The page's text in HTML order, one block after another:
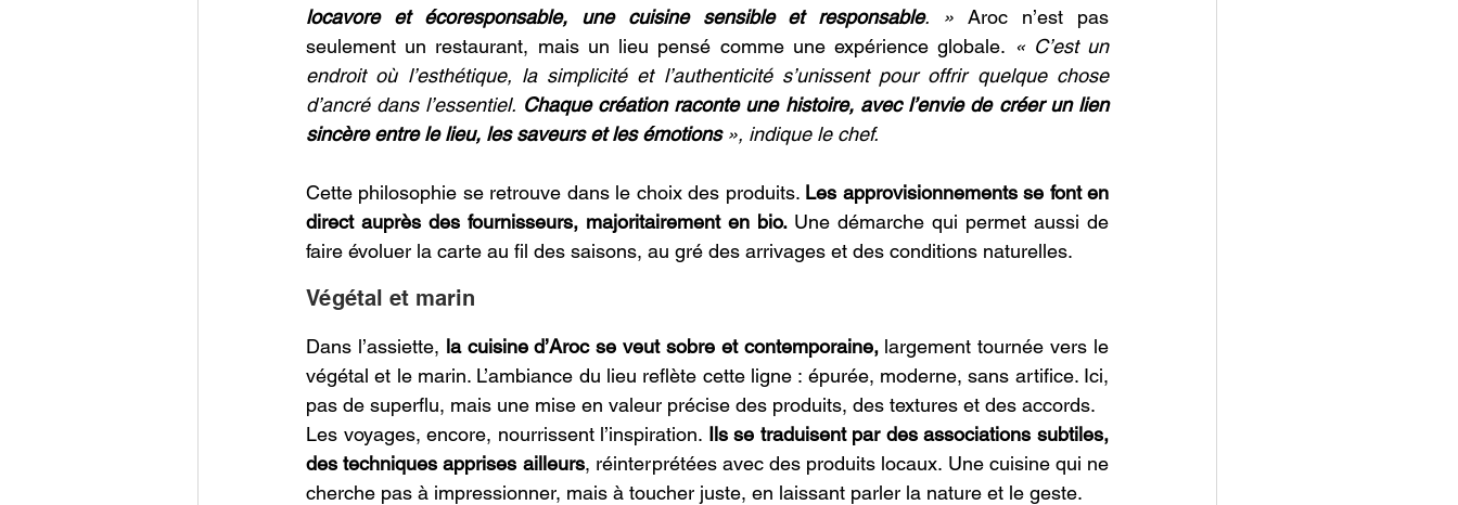
locavore et écoresponsable, une cuisine sensible et responsable. » Aroc n’est pas
seulement un restaurant, mais un lieu pensé comme une expérience globale. « C’est un
endroit où l’esthétique, la simplicité et l’authenticité s’unissent pour offrir quelque chose
d’ancré dans l’essentiel. Chaque création raconte une histoire, avec l’envie de créer un lien
sincère entre le lieu, les saveurs et les émotions », indique le chef.
Cette philosophie se retrouve dans le choix des produits. Les approvisionnements se font en
direct auprès des fournisseurs, majoritairement en bio. Une démarche qui permet aussi de
faire évoluer la carte au fil des saisons, au gré des arrivages et des conditions naturelles.
Végétal et marin
Dans l’assiette, la cuisine d’Aroc se veut sobre et contemporaine, largement tournée vers le
végétal et le marin. L’ambiance du lieu reflète cette ligne : épurée, moderne, sans artifice. Ici,
pas de superflu, mais une mise en valeur précise des produits, des textures et des accords.
Les voyages, encore, nourrissent l’inspiration. Ils se traduisent par des associations subtiles,
des techniques apprises ailleurs, réinterprétées avec des produits locaux. Une cuisine qui ne
cherche pas à impressionner, mais à toucher juste, en laissant parler la nature et le geste.